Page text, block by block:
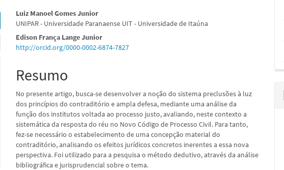
Conteúdo
do
artigo
principal
Luiz Manoel Gomes Junior
UNIPAR - Universidade Paranaense UIT - Universidade de Itaúna
Edison França Lange Junior
http://orcid.org/0000-0002-6874-7827
Resumo
No presente artigo, busca-se desenvolver a noção do sistema preclusões à luz
dos princípios do contraditório e ampla defesa, mediante uma análise da
função dos institutos voltada ao processo justo, avaliando, neste contexto a
sistemática da resposta do réu no Novo Código de Processo Civil. Para tanto,
fez-se necessário o estabelecimento de uma concepção material do
contraditório, analisando os efeitos jurídicos concretos inerentes a essa nova
perspectiva. Foi utilizado para a pesquisa o método dedutivo, através da análise
bibliográfica e jurisprudencial sobre o tema.